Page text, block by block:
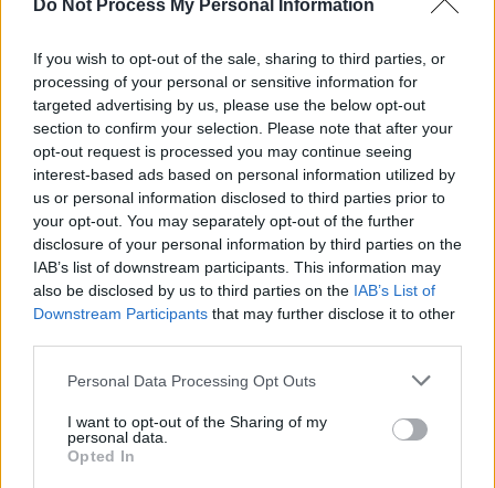
Do Not Process My Personal Information
If you wish to opt-out of the sale, sharing to third parties, or
processing of your personal or sensitive information for
targeted advertising by us, please use the below opt-out
section to confirm your selection. Please note that after your
opt-out request is processed you may continue seeing
interest-based ads based on personal information utilized by
us or personal information disclosed to third parties prior to
your opt-out. You may separately opt-out of the further
disclosure of your personal information by third parties on the
IAB’s list of downstream participants. This information may
also be disclosed by us to third parties on the IAB’s List of
Downstream Participants that may further disclose it to other
Personal Data Processing Opt Outs
I want to opt-out of the Sharing of my
personal data.
Opted In
ORGANE D’APPUI ET DE CONSEIL :LE
DIRECTOIRE
Le directoire conseille le directeur dans la gestion et la conduite
de l’établissement. Cette concertation permet au directeur de
disposer de tous les avis nécessaires à la prise de décision.
AUTRES ORGANES
La Commission Médicale d’Établissement(CME , composée
principalement de médecins et de pharmaciens, a pour mission
d’émettre des avis sur certains documents importants de la vie
hospitalière, de contribuer à l’élaboration de la politique
ainsi que des conditions d’accueil et de prise en charge des
usagers. Son président dispose de pouvoirs propres dont ceux